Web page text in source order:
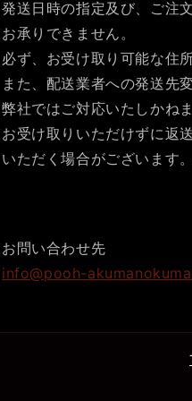
発送日時の指定及び、ご注
お承りできません。
必ず、お受け取り可能な住
また、配送業者への発送先
弊社ではご対応いたしかねま
お受け取りいただけずに返
いただく場合がございます
お問い合わせ先
info@pooh-